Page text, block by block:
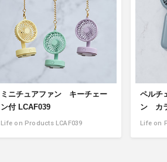
ミニチュアファン キーチェー
ン付 LCAF039
Life on Products LCAF039
ペルチ
ン カ
Life on